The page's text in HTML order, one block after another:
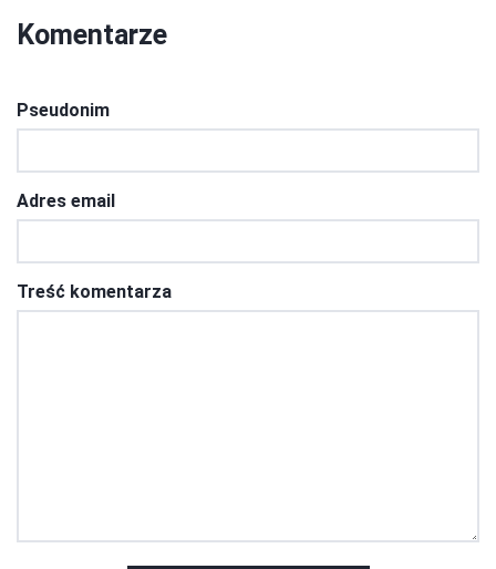
Komentarze
Pseudonim
Adres email
Treść komentarza